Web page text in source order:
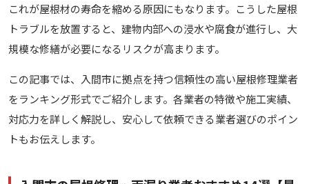
これが屋根材の寿命を縮める原因にもなります。こうした屋根
トラブルを放置すると、建物内部への浸水や腐食が進行し、大
規模な修繕が必要になるリスクが高まります。
この記事では、入間市に拠点を持つ信頼性の高い屋根修理業者
をランキング形式でご紹介します。各業者の特徴や施工実績、
対応力を詳しく解説し、安心して依頼できる業者選びのポイン
トもお伝えします。